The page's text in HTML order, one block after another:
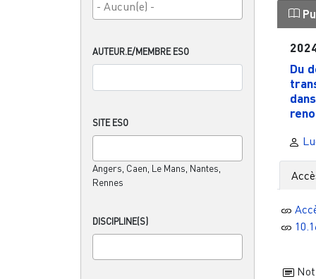
AUTEUR.E/MEMBRE ESO
SITE ESO
Angers, Caen, Le Mans, Nantes,
Rennes
DISCIPLINE(S)
Du